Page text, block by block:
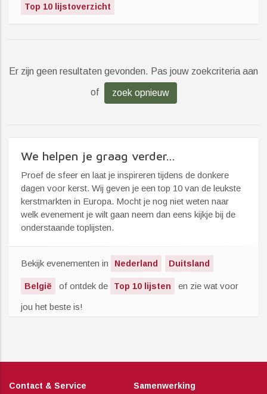
Top 10 lijstoverzicht
Er zijn geen resultaten gevonden. Pas jouw zoekcriteria aan
of zoek opnieuw
We helpen je graag verder...
Proef de sfeer en laat je inspireren tijdens de donkere
dagen voor kerst. Wij geven je een top 10 van de leukste
kerstmarkten in Europa. Mocht je nog niet weten naar
welk evenement je wilt gaan neem dan eens kijkje bij de
onderstaande toplijsten.
Bekijk evenementen in Nederland Duitsland
België of ontdek de Top 10 lijsten en zie wat voor
jou het beste is!
Contact & Service
Samenwerking